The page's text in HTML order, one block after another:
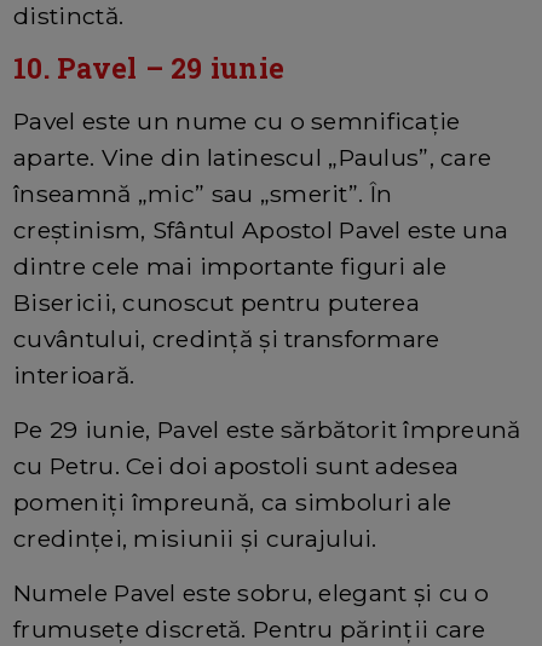
distinctă.
10. Pavel – 29 iunie
Pavel este un nume cu o semnificație
aparte. Vine din latinescul „Paulus”, care
înseamnă „mic” sau „smerit”. În
creștinism, Sfântul Apostol Pavel este una
dintre cele mai importante figuri ale
Bisericii, cunoscut pentru puterea
cuvântului, credință și transformare
interioară.
Pe 29 iunie, Pavel este sărbătorit împreună
cu Petru. Cei doi apostoli sunt adesea
pomeniți împreună, ca simboluri ale
credinței, misiunii și curajului.
Numele Pavel este sobru, elegant și cu o
frumusețe discretă. Pentru părinții care